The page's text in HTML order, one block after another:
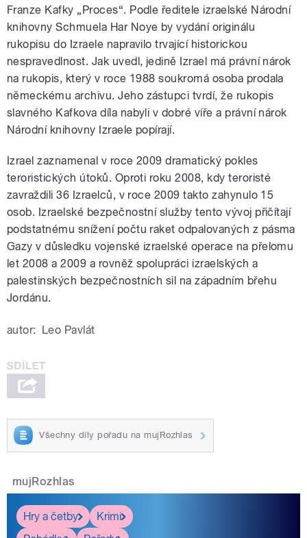
Franze Kafky „Proces“. Podle ředitele izraelské Národní
knihovny Schmuela Har Noye by vydání originálu
rukopisu do Izraele napravilo trvající historickou
nespravedlnost. Jak uvedl, jedině Izrael má právní nárok
na rukopis, který v roce 1988 soukromá osoba prodala
německému archivu. Jeho zástupci tvrdí, že rukopis
slavného Kafkova díla nabyli v dobré víře a právní nárok
Národní knihovny Izraele popírají.
Izrael zaznamenal v roce 2009 dramatický pokles
teroristických útoků. Oproti roku 2008, kdy teroristé
zavraždili 36 Izraelců, v roce 2009 takto zahynulo 15
osob. Izraelské bezpečnostní služby tento vývoj přičítají
podstatnému snížení počtu raket odpalovaných z pásma
Gazy v důsledku vojenské izraelské operace na přelomu
let 2008 a 2009 a rovněž spolupráci izraelských a
palestinských bezpečnostních sil na západním břehu
Jordánu.
autor: Leo Pavlát
Všechny díly pořadu na mujRozhlas
mujRozhlas
Hry a četby
Krimi